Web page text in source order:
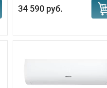
34 590 руб.